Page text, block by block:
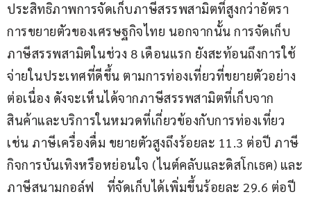
ประสิทธิภาพการจัดเก็บภาษีสรรพสามิตที่สูงกว่าอัตรา
การขยายตัวของเศรษฐกิจไทย นอกจากนั้น การจัดเก็บ
ภาษีสรรพสามิตในช่วง 8 เดือนแรก ยังสะท้อนถึงการใช้
จ่ายในประเทศที่ดีขึ้น ตามการท่องเที่ยวที่ขยายตัวอย่าง
ต่อเนื่อง ดังจะเห็นได้จากภาษีสรรพสามิตที่เก็บจาก
สินค้าและบริการในหมวดที่เกี่ยวข้องกับการท่องเที่ยว
เช่น ภาษีเครื่องดื่ม ขยายตัวสูงถึงร้อยละ 11.3 ต่อปี ภาษี
กิจการบันเทิงหรือหย่อนใจ (ไนต์คลับและดิสโกเธค) และ
ภาษีสนามกอล์ฟ    ที่จัดเก็บได้เพิ่มขึ้นร้อยละ 29.6 ต่อปี